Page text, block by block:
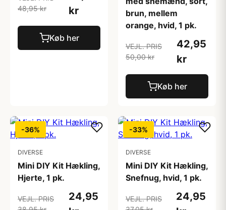
48,95 kr
kr
Køb her
brun, mellem
orange, hvid, 1 pk.
VEJL. PRIS
50,00 kr
42,95
kr
Køb her
-36%
DIVERSE
Mini DIY Kit Hækling,
Hjerte, 1 pk.
VEJL. PRIS
24,95
-33%
DIVERSE
Mini DIY Kit Hækling,
Snefnug, hvid, 1 pk.
VEJL. PRIS
24,95